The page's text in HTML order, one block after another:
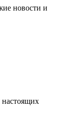
новости и